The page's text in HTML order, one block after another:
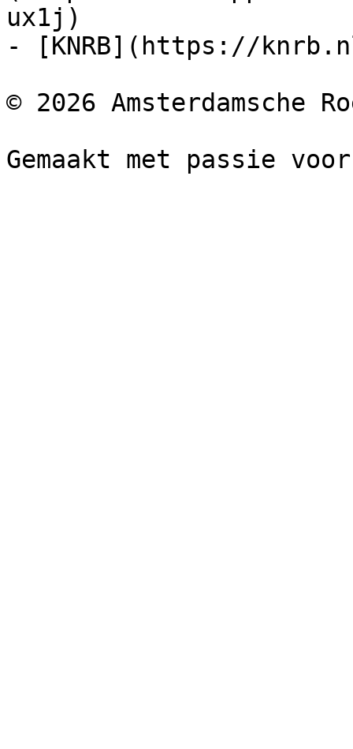
ux1j)
- [KNRB](https://
© 2026 Amsterdamsche